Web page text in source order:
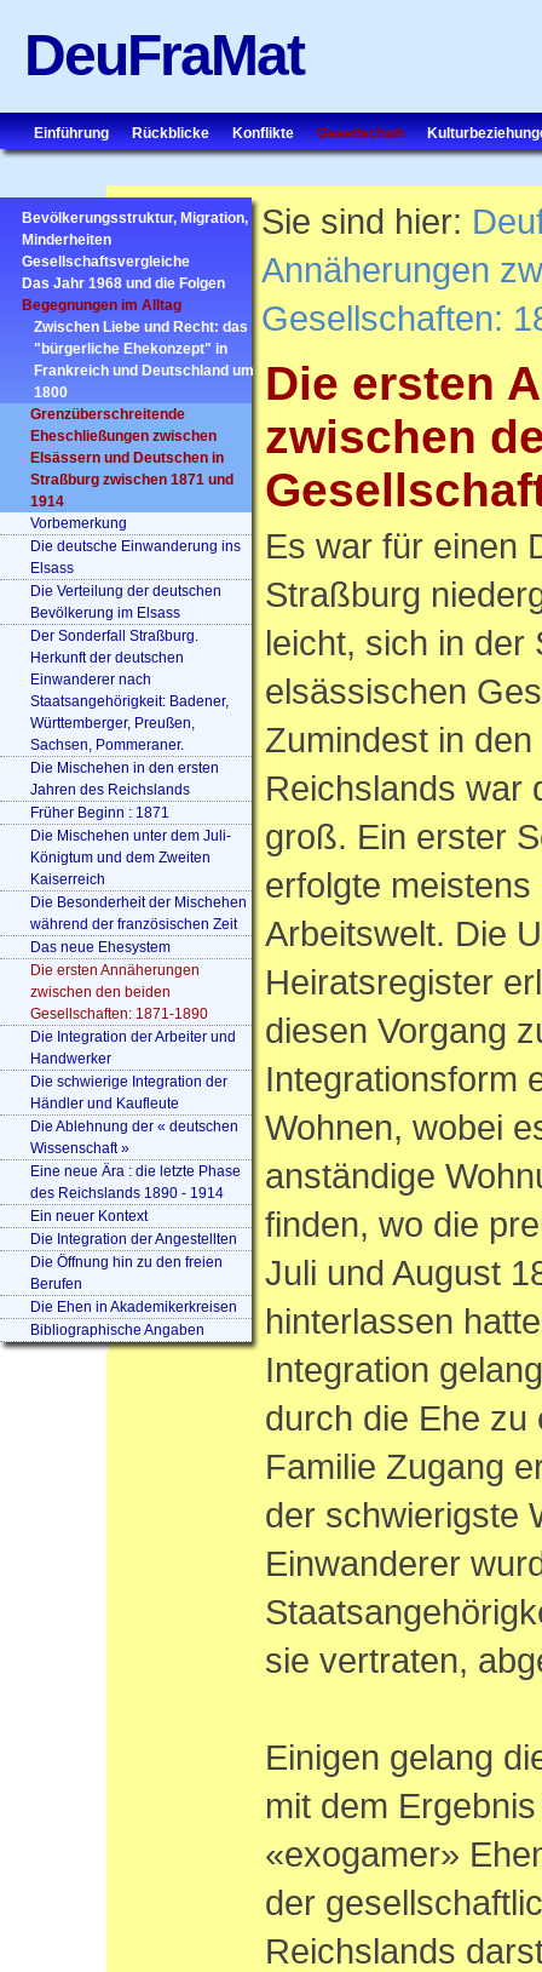
DeuFraMat
Einführung Rückblicke Konflikte Gesellschaft
Bevölkerungsstruktur, Migration,
Minderheiten
Gesellschaftsvergleiche
Das Jahr 1968 und die Folgen
Begegnungen im Alltag
Zwischen Liebe und Recht: das
"bürgerliche Ehekonzept" in
Frankreich und Deutschland um
1800
Grenzüberschreitende
Eheschließungen zwischen
Elsässern und Deutschen in
Straßburg zwischen 1871 und
1914
Vorbemerkung
Die deutsche Einwanderung ins
Elsass
Die Verteilung der deutschen
Bevölkerung im Elsass
Der Sonderfall Straßburg.
Herkunft der deutschen
Einwanderer nach
Staatsangehörigkeit: Badener,
Württemberger, Preußen,
Sachsen, Pommeraner.
Die Mischehen in den ersten
Jahren des Reichslands
Früher Beginn : 1871
Die Mischehen unter dem Juli-
Königtum und dem Zweiten
Kaiserreich
Die Besonderheit der Mischehen
während der französischen Zeit
Das neue Ehesystem
Die ersten Annäherungen
zwischen den beiden
Gesellschaften: 1871-1890
Die Integration der Arbeiter und
Handwerker
Die schwierige Integration der
Händler und Kaufleute
Die Ablehnung der « deutschen
Wissenschaft »
Eine neue Ära : die letzte Phase
des Reichslands 1890 - 1914
Ein neuer Kontext
Die Integration der Angestellten
Die Öffnung hin zu den freien
Berufen
Die Ehen in Akademikerkreisen
Bibliographische Angaben
Sie sind hier:
Annäherungen
Gesellschaften:
Die ersten
zwischen
Es war für einen
Straßburg
leicht, sich in der
elsässischen
Zumindest in
Reichslands war
groß. Ein erster
erfolgte
Arbeitswelt. Die
Heiratsregister
diesen Vorgang
Integrationsform
Wohnen, wobei
anständige
finden, wo die
Juli und August
hinterlassen
Integration
durch die Ehe zu
Familie Zugang
der schwierigste
Einwanderer
sie vertraten,
Einigen gelang
mit dem
«exogamer»
der
Reichslands